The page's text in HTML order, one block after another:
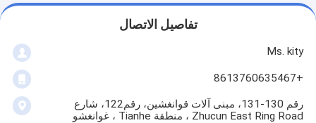
تفاصيل الاتصال
Ms. kity
+8613760635467
رقم 130-131، مبنى آلات قوانغشين، رقم122، شارع
Zhucun East Ring Road ، منطقة Tianhe ، غوانغشو